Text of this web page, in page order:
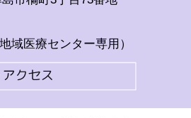
域医療センター専用）